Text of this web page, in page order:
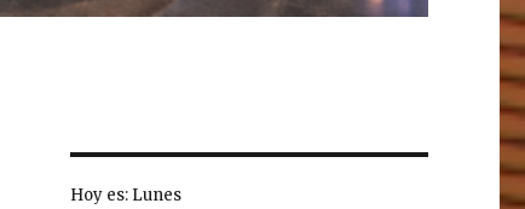
Hoy es: Lunes